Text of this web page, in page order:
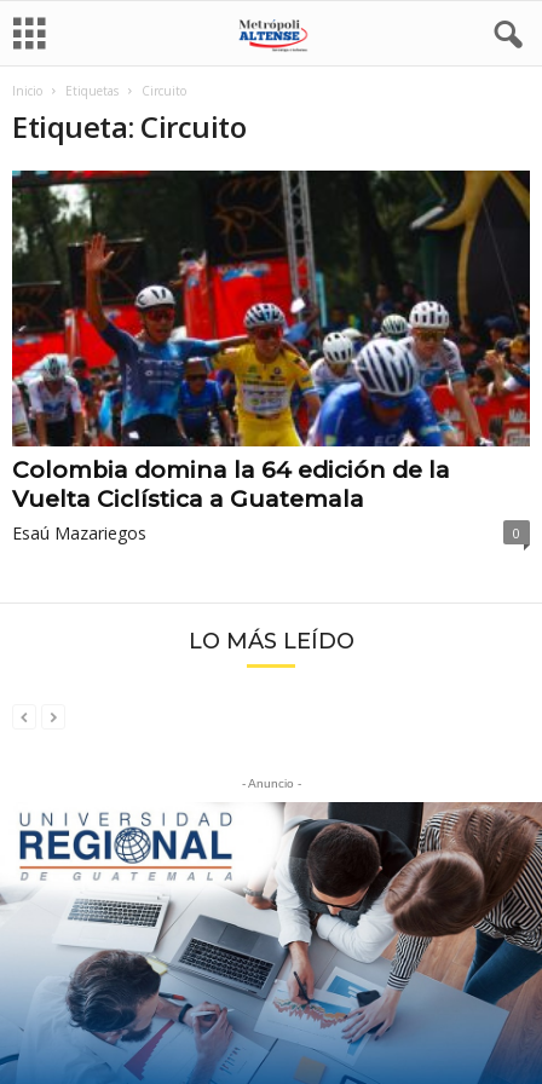
Inicio Etiquetas Circuito
Etiqueta: Circuito
Colombia domina la 64 edición de la
Vuelta Ciclística a Guatemala
Esaú Mazariegos 0
LO MÁS LEÍDO
- Anuncio -